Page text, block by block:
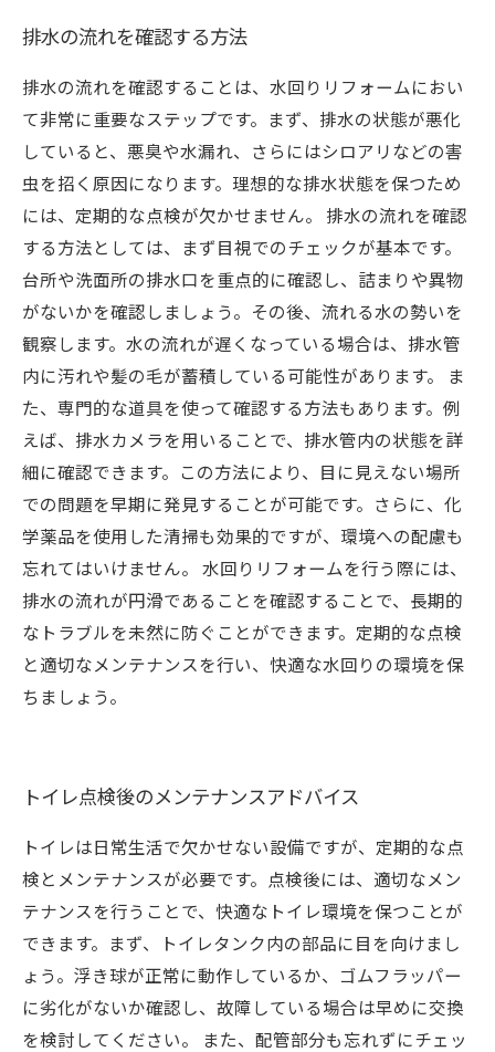
排水の流れを確認する方法
排水の流れを確認することは、水回りリフォームにおい
て非常に重要なステップです。まず、排水の状態が悪化
していると、悪臭や水漏れ、さらにはシロアリなどの害
虫を招く原因になります。理想的な排水状態を保つため
には、定期的な点検が欠かせません。 排水の流れを確認
する方法としては、まず目視でのチェックが基本です。
台所や洗面所の排水口を重点的に確認し、詰まりや異物
がないかを確認しましょう。その後、流れる水の勢いを
観察します。水の流れが遅くなっている場合は、排水管
内に汚れや髪の毛が蓄積している可能性があります。 ま
た、専門的な道具を使って確認する方法もあります。例
えば、排水カメラを用いることで、排水管内の状態を詳
細に確認できます。この方法により、目に見えない場所
での問題を早期に発見することが可能です。さらに、化
学薬品を使用した清掃も効果的ですが、環境への配慮も
忘れてはいけません。 水回りリフォームを行う際には、
排水の流れが円滑であることを確認することで、長期的
なトラブルを未然に防ぐことができます。定期的な点検
と適切なメンテナンスを行い、快適な水回りの環境を保
ちましょう。
トイレ点検後のメンテナンスアドバイス
トイレは日常生活で欠かせない設備ですが、定期的な点
検とメンテナンスが必要です。点検後には、適切なメン
テナンスを行うことで、快適なトイレ環境を保つことが
できます。まず、トイレタンク内の部品に目を向けまし
ょう。浮き球が正常に動作しているか、ゴムフラッパー
に劣化がないか確認し、故障している場合は早めに交換
を検討してください。 また、配管部分も忘れずにチェッ